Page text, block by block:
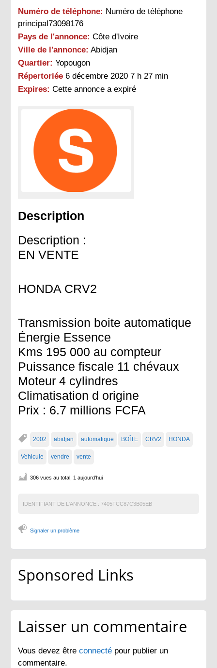
Numéro de téléphone: Numéro de téléphone
principal73098176
Pays de l'annonce: Côte d'Ivoire
Ville de l'annonce: Abidjan
Quartier: Yopougon
Répertoriée 6 décembre 2020 7 h 27 min
Expires: Cette annonce a expiré
Description
Description :
EN VENTE
HONDA CRV2
Transmission boite automatique
Énergie Essence
Kms 195 000 au compteur
Puissance fiscale 11 chévaux
Moteur 4 cylindres
Climatisation d origine
Prix : 6.7 millions FCFA
2002 abidjan automatique BOÎTE CRV2 HONDA
Vehicule vendre vente
306 vues au total, 1 aujourd'hui
IDENTIFIANT DE L'ANNONCE : 7405FCC87C3B05EB
Signaler un problème
Sponsored Links
Laisser un commentaire
Vous devez êtreconnecté pour publier un
commentaire.